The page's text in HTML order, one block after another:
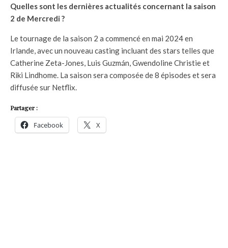
Quelles sont les dernières actualités concernant la saison
2 de Mercredi ?
Le tournage de la saison 2 a commencé en mai 2024 en
Irlande, avec un nouveau casting incluant des stars telles que
Catherine Zeta-Jones, Luis Guzmán, Gwendoline Christie et
Riki Lindhome. La saison sera composée de 8 épisodes et sera
diffusée sur Netflix.
Partager :
Facebook X